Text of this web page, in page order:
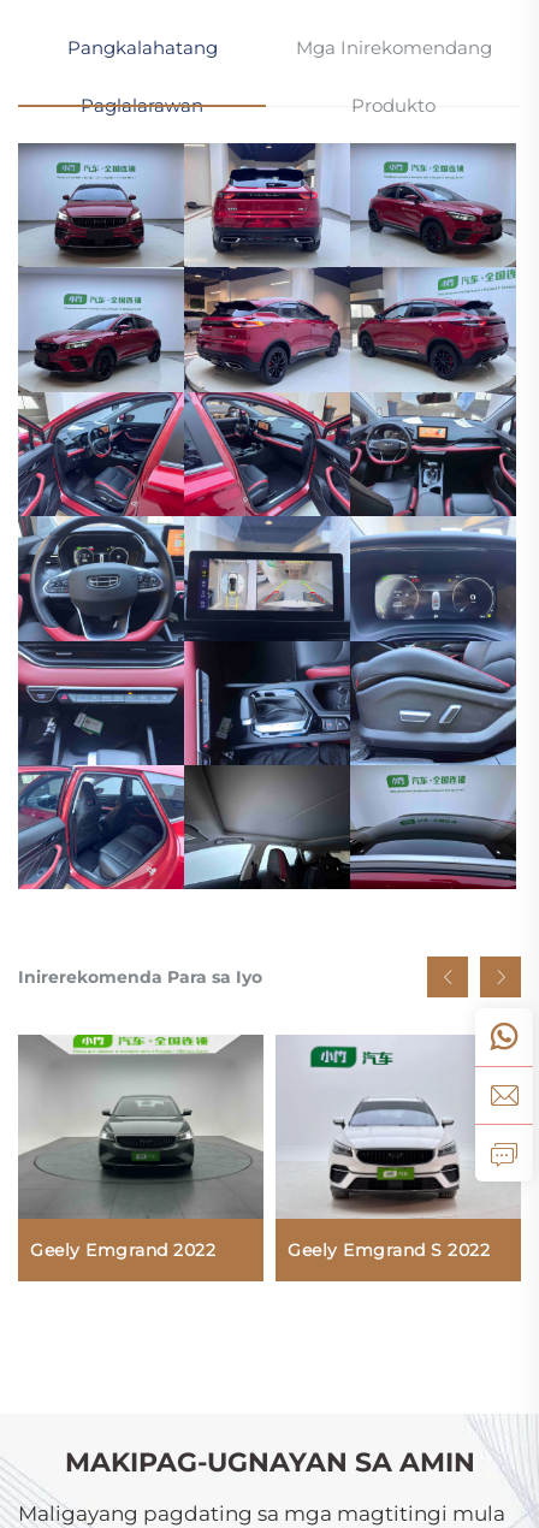
Pangkalahatang
Paglalarawan
Mga Inirekomendang
Produkto
Inirerekomenda Para sa Iyo
Geely Emgrand 2022 Geely Emgrand S 2022
MAKIPAG-UGNAYAN SA AMIN
Maligayang pagdating sa mga magtitingi mula